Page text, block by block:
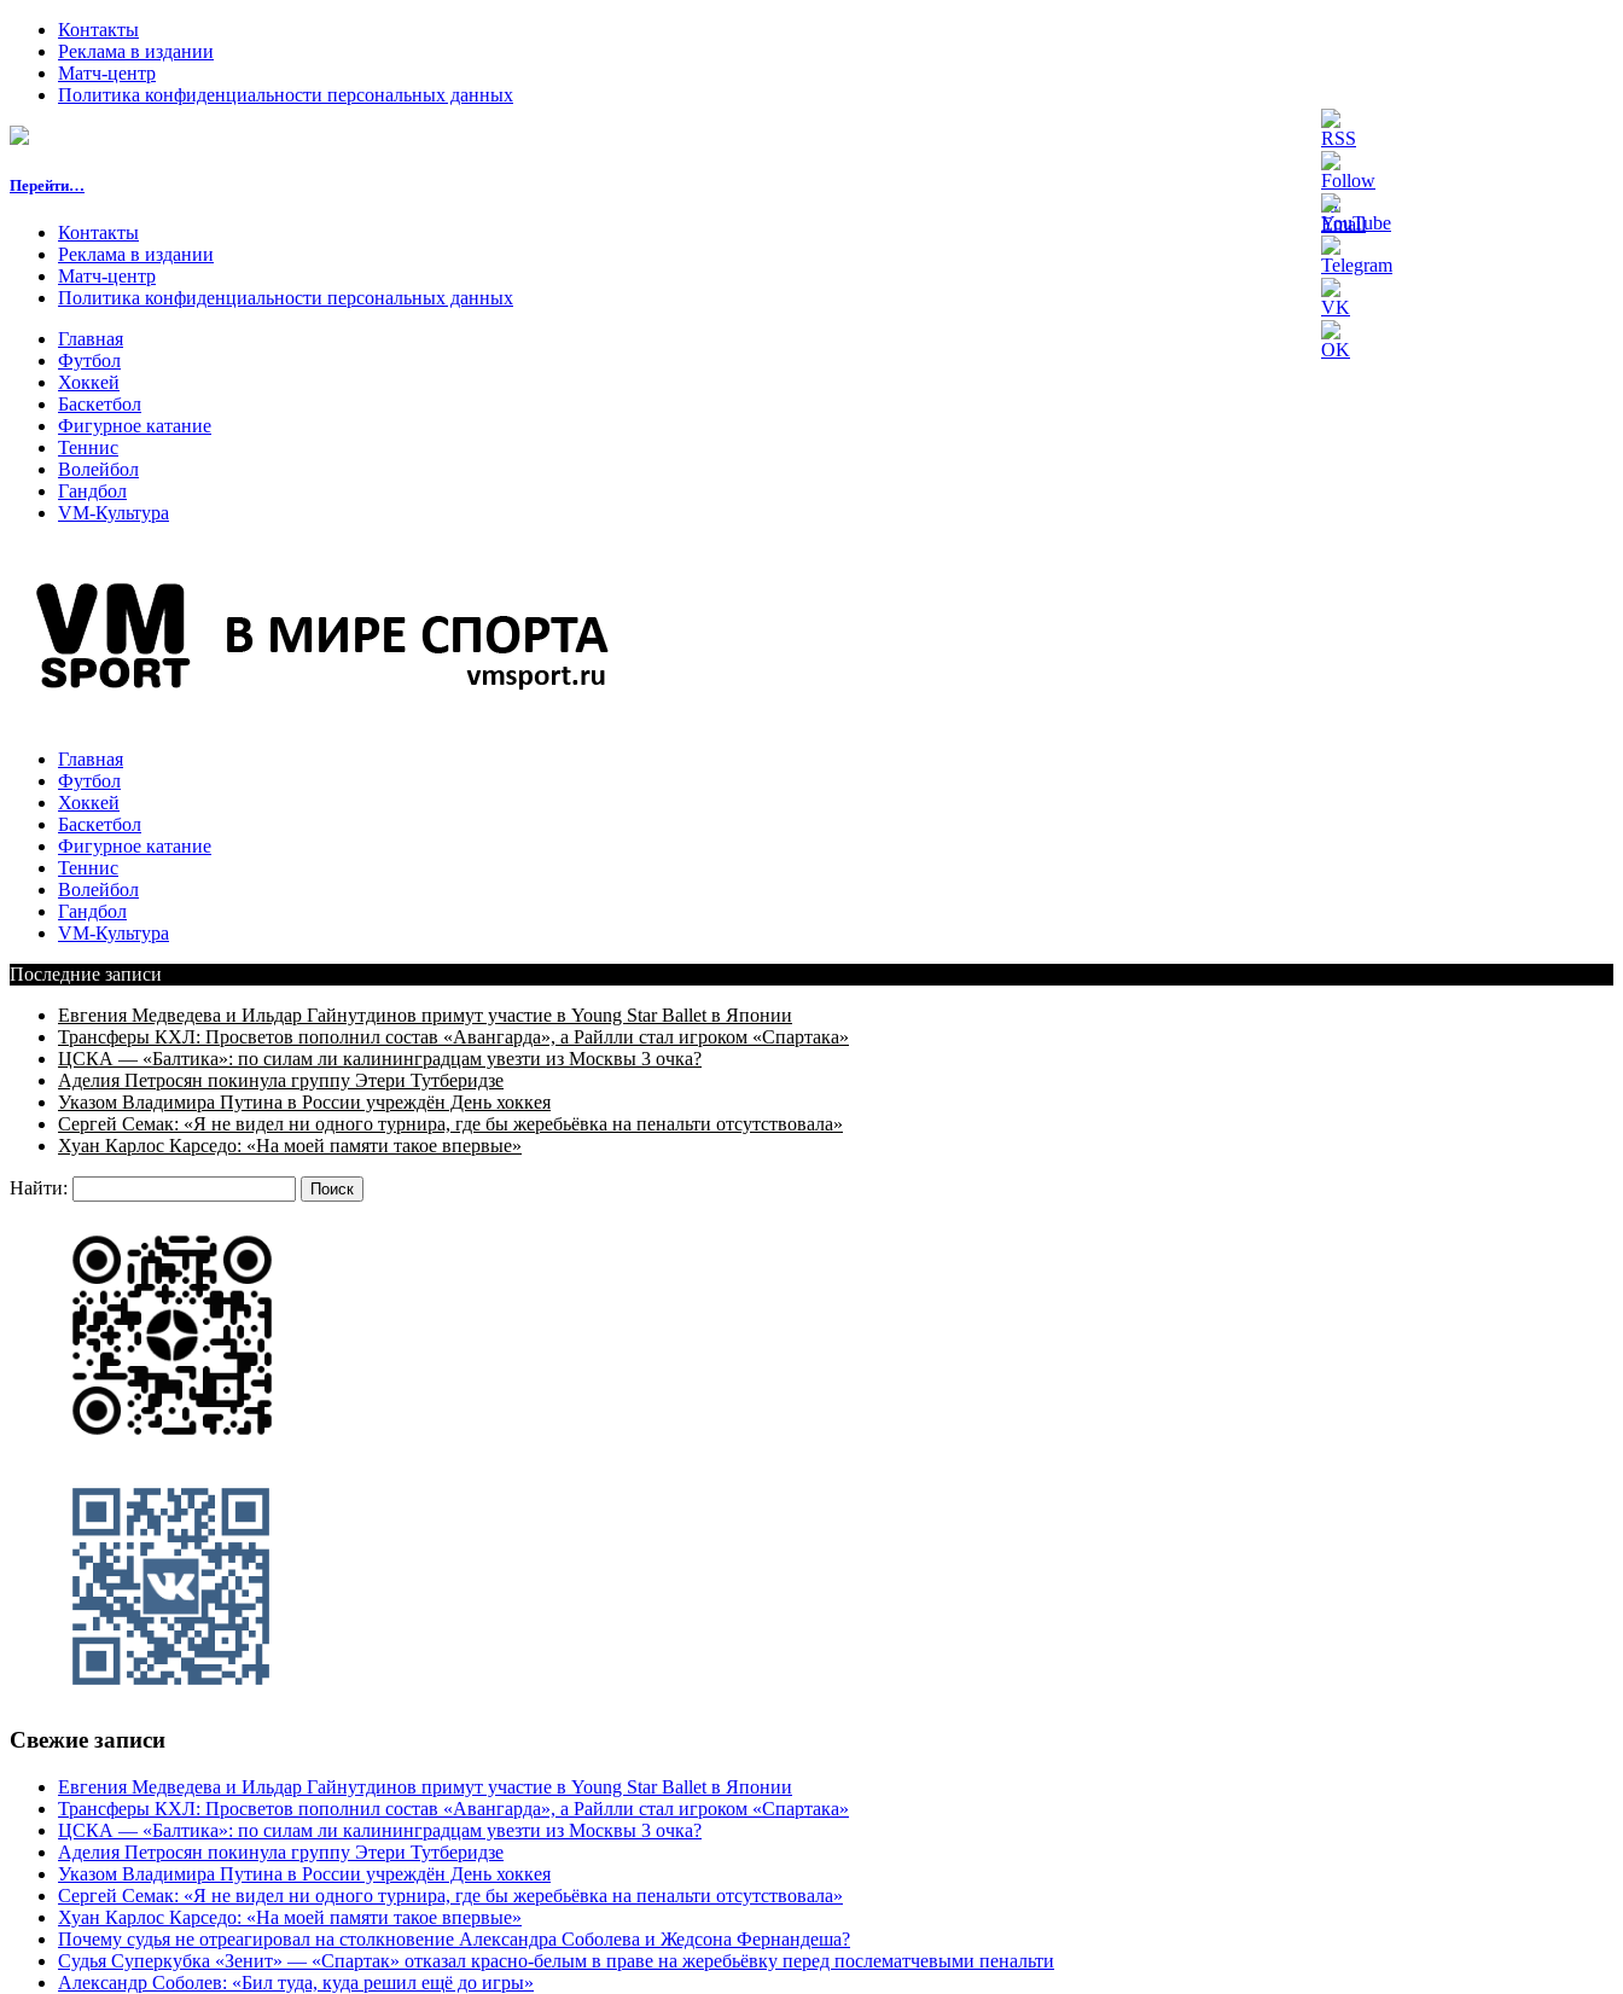
Контакты
Реклама в издании
Матч-центр
Политика конфиденциальности персональных данных
Перейти…
Контакты
Реклама в издании
Матч-центр
Политика конфиденциальности персональных данных
Главная
Футбол
Хоккей
Баскетбол
Фигурное катание
Теннис
Волейбол
Гандбол
VM-Культура
Главная
Футбол
Хоккей
Баскетбол
Фигурное катание
Теннис
Волейбол
Гандбол
VM-Культура
Последние записи
Евгения Медведева и Ильдар Гайнутдинов примут участие в Young Star Ballet в Японии
Трансферы КХЛ: Просветов пополнил состав «Авангарда», а Райлли стал игроком «Спартака»
ЦСКА — «Балтика»: по силам ли калининградцам увезти из Москвы 3 очка?
Аделия Петросян покинула группу Этери Тутберидзе
Указом Владимира Путина в России учреждён День хоккея
Сергей Семак: «Я не видел ни одного турнира, где бы жеребьёвка на пенальти отсутствовала»
Хуан Карлос Карседо: «На моей памяти такое впервые»
Найти:
Свежие записи
Евгения Медведева и Ильдар Гайнутдинов примут участие в Young Star Ballet в Японии
Трансферы КХЛ: Просветов пополнил состав «Авангарда», а Райлли стал игроком «Спартака»
ЦСКА — «Балтика»: по силам ли калининградцам увезти из Москвы 3 очка?
Аделия Петросян покинула группу Этери Тутберидзе
Указом Владимира Путина в России учреждён День хоккея
Сергей Семак: «Я не видел ни одного турнира, где бы жеребьёвка на пенальти отсутствовала»
Хуан Карлос Карседо: «На моей памяти такое впервые»
Почему судья не отреагировал на столкновение Александра Соболева и Жедсона Фернандеша?
Судья Суперкубка «Зенит» — «Спартак» отказал красно-белым в праве на жеребьёвку перед послематчевыми пенальти
Александр Соболев: «Бил туда, куда решил ещё до игры»